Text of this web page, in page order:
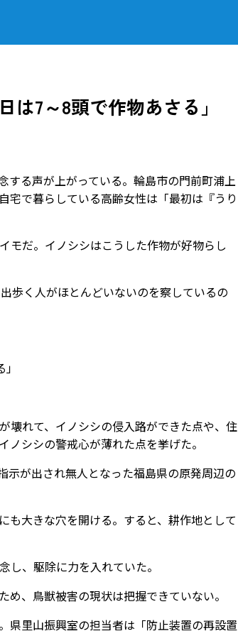
7～8頭で作物あさる」
る声が上がっている。輪島市の門前町浦上
宅で暮らしている高齢女性は「最初は『うり
モだ。イノシシはこうした作物が好物らし
歩く人がほとんどいないのを察しているの
壊れて、イノシシの侵入路ができた点や、住
シシの警戒心が薄れた点を挙げた。
が出され無人となった福島県の原発周辺の
大きな穴を開ける。すると、耕作地として
、駆除に力を入れていた。
、鳥獣被害の現状は把握できていない。
県里山振興室の担当者は「防止装置の再設置